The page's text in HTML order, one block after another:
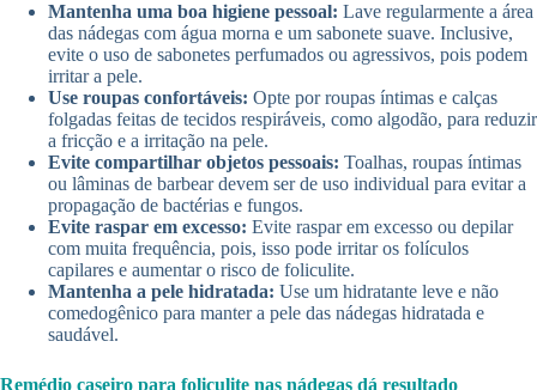
Mantenha uma boa higiene pessoal: Lave regularmente a área
das nádegas com água morna e um sabonete suave. Inclusive,
evite o uso de sabonetes perfumados ou agressivos, pois podem
irritar a pele.
Use roupas confortáveis: Opte por roupas íntimas e calças
folgadas feitas de tecidos respiráveis, como algodão, para reduzir
a fricção e a irritação na pele.
Evite compartilhar objetos pessoais: Toalhas, roupas íntimas
ou lâminas de barbear devem ser de uso individual para evitar a
propagação de bactérias e fungos.
Evite raspar em excesso: Evite raspar em excesso ou depilar
com muita frequência, pois, isso pode irritar os folículos
capilares e aumentar o risco de foliculite.
Mantenha a pele hidratada: Use um hidratante leve e não
comedogênico para manter a pele das nádegas hidratada e
saudável.
Remédio caseiro para foliculite nas nádegas dá resultado